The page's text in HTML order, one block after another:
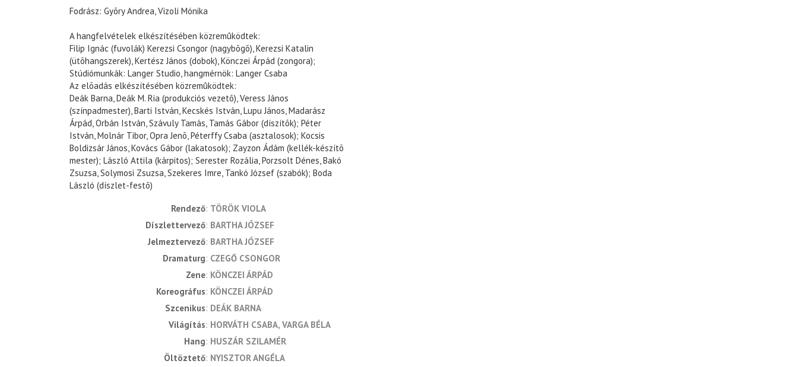
Fodrász: Gyõry Andrea, Vizoli Mónika
A hangfelvételek elkészítésében közremûködtek:
Filip Ignác (fuvolák) Kerezsi Csongor (nagybõgõ), Kerezsi Katalin
(ütõhangszerek), Kertész János (dobok), Könczei Árpád (zongora);
Stúdiómunkák: Langer Studio, hangmérnök: Langer Csaba
Az elõadás elkészítésében közremûködtek:
Deák Barna, Deák M. Ria (produkciós vezetõ), Veress János
(színpadmester), Barti István, Kecskés István, Lupu János, Madarász
Árpád, Orbán István, Szávuly Tamás, Tamás Gábor (díszítõk); Péter
István, Molnár Tibor, Opra Jenõ, Péterffy Csaba (asztalosok); Kocsis
Boldizsár János, Kovács Gábor (lakatosok); Zayzon Ádám (kellék-készítõ
mester); László Attila (kárpitos); Serester Rozália, Porzsolt Dénes, Bakó
Zsuzsa, Solymosi Zsuzsa, Szekeres Imre, Tankó József (szabók); Boda
László (díszlet-festõ)
rendező TÖRÖK VIOLA
díszlettervező BARTHA JÓZSEF
jelmeztervező BARTHA JÓZSEF
dramaturg CZEGŐ CSONGOR
zene KÖNCZEI ÁRPÁD
koreográfus KÖNCZEI ÁRPÁD
szcenikus DEÁK BARNA
világítás HORVÁTH CSABA VARGA BÉLA
hang HUSZÁR SZILAMÉR
öltöztető NYISZTOR ANGÉLA